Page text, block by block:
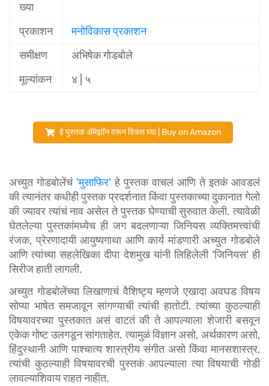
ख्या
प्रकाशन
मनोविकास प्रकाशन
समीक्षण
अभिषेक गोडबोले
मूल्यांकन
४ | ५
हे पुस्तक ॲमेझॉन वरून विकत घ्या | Buy on Amazon
अच्युत गोडबोलेंचं 'मुसाफिर' हे पुस्तक वाचलं आणि ते इतकं आवडलं
की त्यानंतर कधीही पुस्तक प्रदर्शनात किंवा पुस्तकाच्या दुकानात गेलो
की ज्यावर त्यांचं नाव असेल ते पुस्तक घेण्याची सुरुवात केली. त्यावेळी
घेतलेल्या पुस्तकांमध्येच ही जग बदलणाऱ्या जिनियस व्यक्तिमत्त्वांची
रंजक, प्रेरणादायी आयुष्यगाथा आणि कार्य मांडणारी अच्युत गोडबोले
आणि त्यांच्या सहलेखिका दीपा देशमुख यांनी लिहिलेली 'जिनियस' ही
सिरीज हाती लागली.
अच्युत गोडबोलेंच्या लिखाणाचं वैशिष्ट्य म्हणजे एखादा अवघड विषय
सोप्या भाषेत समजावून सांगण्याची त्यांची हातोटी. त्यांच्या कुठल्याही
विषयावरच्या पुस्तकात असं वाटतं की ते आपल्याला शेजारी बसवून
एकेक गोष्ट उलगडून सांगताहेत. त्यामुळं विज्ञान असो, अर्थकारण असो,
हिंदुस्थानी आणि पाश्चात्य शास्त्रीय संगीत असो किंवा मानसशास्त्र,
त्यांची कुठल्याही विषयावरची पुस्तकं आपल्याला त्या विषयाची गोडी
लावल्याशिवाय राहत नाहीत.